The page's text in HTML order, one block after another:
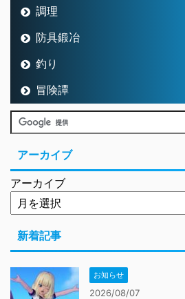
調理
防具鍛冶
釣り
冒険譚
アーカイブ
アーカイブ
新着記事
お知らせ
2026/08/07